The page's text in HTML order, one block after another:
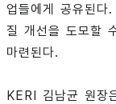
업들에게 공유된다
질 개선을 도모할
마련된다.
KERI 김남균 원장